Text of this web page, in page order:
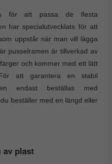
för att passa de flesta
har specialutvecklats för att
uppstår när man vill lägga
pusselramen är tillverkad av
och kommer med ett lätt
att garantera en stabil
endast beställas med
beställer med en längd eller
av plast